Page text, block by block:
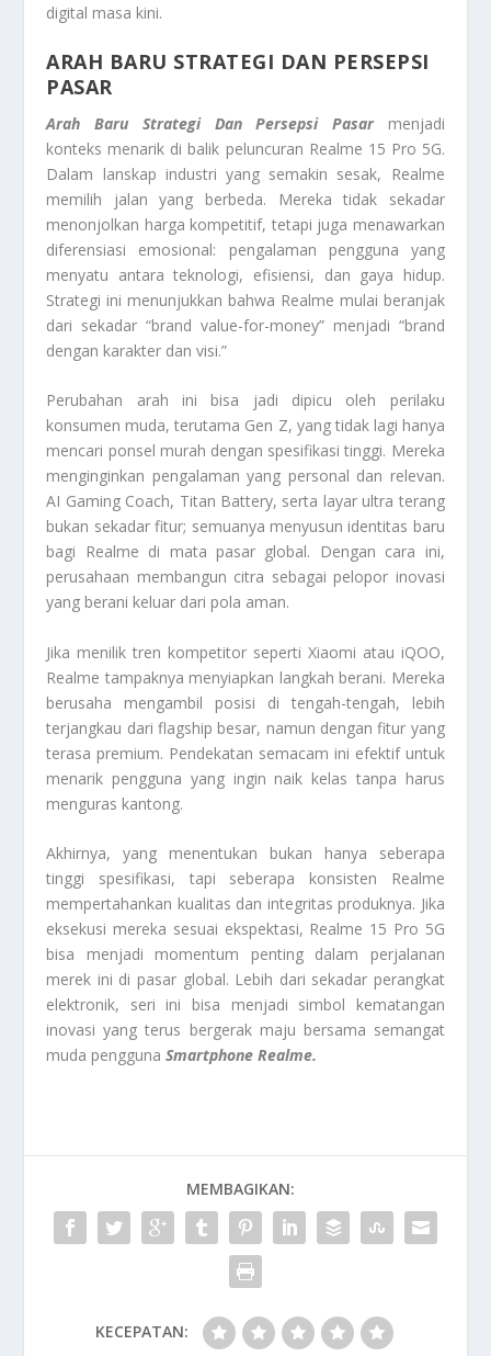
digital masa kini.
ARAH BARU STRATEGI DAN PERSEPSI
PASAR
Arah Baru Strategi Dan Persepsi Pasarmenjadi
konteks menarik di balik peluncuran Realme 15 Pro 5G.
Dalam lanskap industri yang semakin sesak, Realme
memilih jalan yang berbeda. Mereka tidak sekadar
menonjolkan harga kompetitif, tetapi juga menawarkan
diferensiasi emosional: pengalaman pengguna yang
menyatu antara teknologi, efisiensi, dan gaya hidup.
Strategi ini menunjukkan bahwa Realme mulai beranjak
dari sekadar “brand value-for-money” menjadi “brand
dengan karakter dan visi.”
Perubahan arah ini bisa jadi dipicu oleh perilaku
konsumen muda, terutama Gen Z, yang tidak lagi hanya
mencari ponsel murah dengan spesifikasi tinggi. Mereka
menginginkan pengalaman yang personal dan relevan.
AI Gaming Coach, Titan Battery, serta layar ultra terang
bukan sekadar fitur; semuanya menyusun identitas baru
bagi Realme di mata pasar global. Dengan cara ini,
perusahaan membangun citra sebagai pelopor inovasi
yang berani keluar dari pola aman.
Jika menilik tren kompetitor seperti Xiaomi atau iQOO,
Realme tampaknya menyiapkan langkah berani. Mereka
berusaha mengambil posisi di tengah-tengah, lebih
terjangkau dari flagship besar, namun dengan fitur yang
terasa premium. Pendekatan semacam ini efektif untuk
menarik pengguna yang ingin naik kelas tanpa harus
menguras kantong.
Akhirnya, yang menentukan bukan hanya seberapa
tinggi spesifikasi, tapi seberapa konsisten Realme
mempertahankan kualitas dan integritas produknya. Jika
eksekusi mereka sesuai ekspektasi, Realme 15 Pro 5G
bisa menjadi momentum penting dalam perjalanan
merek ini di pasar global. Lebih dari sekadar perangkat
elektronik, seri ini bisa menjadi simbol kematangan
inovasi yang terus bergerak maju bersama semangat
muda penggunaSmartphone Realme.
MEMBAGIKAN:
KECEPATAN: